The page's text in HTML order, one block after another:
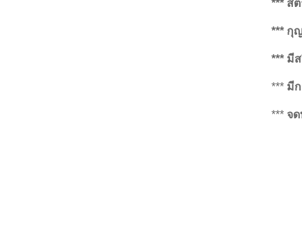
*** ส
*** กุ
*** มี
*** มี
*** จ